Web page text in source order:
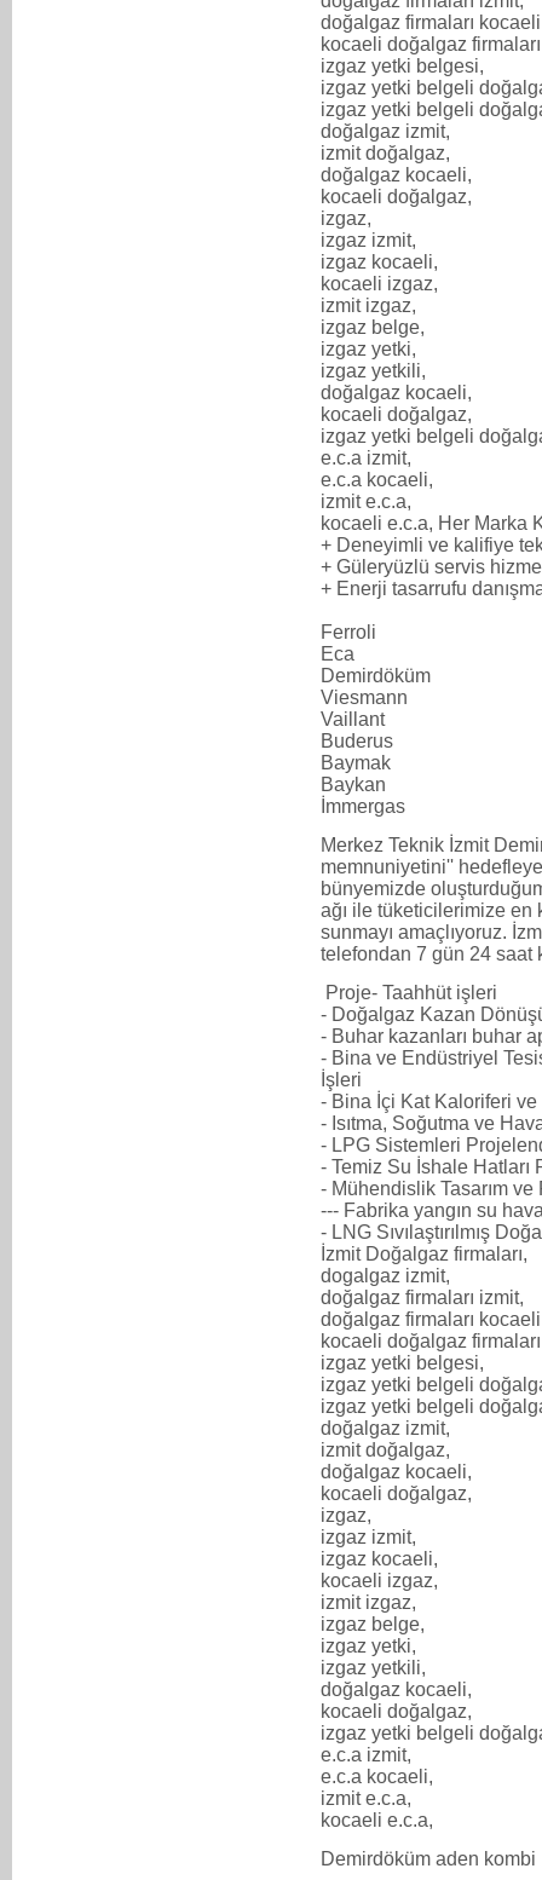
doğalgaz firmaları
kocaeli doğalgaz
izgaz yetki belgesi,
izgaz yetki belgeli
izgaz yetki belgeli
doğalgaz izmit,
izmit doğalgaz,
doğalgaz kocaeli,
kocaeli doğalgaz,
izgaz,
izgaz izmit,
izgaz kocaeli,
kocaeli izgaz,
izmit izgaz,
izgaz belge,
izgaz yetki,
izgaz yetkili,
doğalgaz kocaeli,
kocaeli doğalgaz,
izgaz yetki belgeli
e.c.a izmit,
e.c.a kocaeli,
izmit e.c.a,
kocaeli e.c.a, Her Marka
+ Deneyimli ve kalifiye
+ Güleryüzlü servis
+ Enerji tasarrufu
Ferroli
Eca
Demirdöküm
Viesmann
Vaillant
Buderus
Baymak
Baykan
İmmergas
Merkez Teknik İzmit
memnuniyetini''
bünyemizde
ağı ile tüketicilerimize en
sunmayı amaçlıyoruz.
telefondan 7 gün 24 saat
Proje- Taahhüt işleri
- Doğalgaz Kazan
- Buhar kazanları buhar
- Bina ve Endüstriyel
İşleri
- Bina İçi Kat Kaloriferi ve
- Isıtma, Soğutma ve
- LPG Sistemleri
- Temiz Su İshale Hatları
- Mühendislik Tasarım ve
--- Fabrika yangın su
- LNG Sıvılaştırılmış
İzmit Doğalgaz firmaları,
dogalgaz izmit,
doğalgaz firmaları izmit,
doğalgaz firmaları
kocaeli doğalgaz
izgaz yetki belgesi,
izgaz yetki belgeli
izgaz yetki belgeli
doğalgaz izmit,
izmit doğalgaz,
doğalgaz kocaeli,
kocaeli doğalgaz,
izgaz,
izgaz izmit,
izgaz kocaeli,
kocaeli izgaz,
izmit izgaz,
izgaz belge,
izgaz yetki,
izgaz yetkili,
doğalgaz kocaeli,
kocaeli doğalgaz,
izgaz yetki belgeli
e.c.a izmit,
e.c.a kocaeli,
izmit e.c.a,
kocaeli e.c.a,
Demirdöküm aden kombi